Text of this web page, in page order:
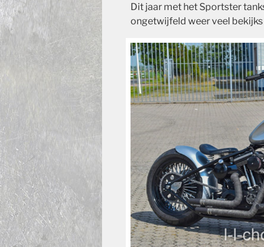
Dit jaar met het Sportster
ongetwijfeld weer veel